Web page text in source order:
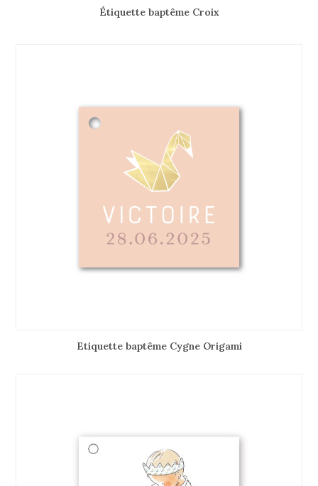
Étiquette baptême Croix
Etiquette baptême Cygne Origami